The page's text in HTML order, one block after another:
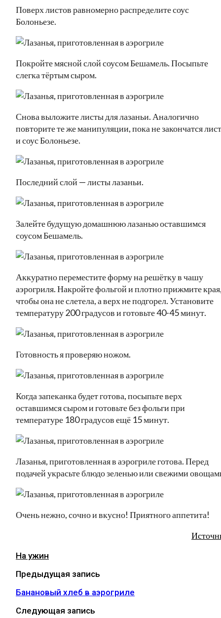
Поверх листов равномерно распределите соус
Болоньезе.
Покройте мясной слой соусом Бешамель. Посыпьте
слегка тёртым сыром.
Снова выложите листы для лазаньи. Аналогично
повторите те же манипуляции, пока не закончатся
и соус Болоньезе.
Последний слой — листы лазаньи.
Залейте будущую домашнюю лазанью оставшимся
соусом Бешамель.
Аккуратно переместите форму на решётку в чашу
аэрогриля. Накройте фольгой и плотно прижмите
чтобы она не слетела, а верх не подгорел. Установите
температуру 200 градусов и готовьте 40-45 минут.
Готовность я проверяю ножом.
Когда запеканка будет готова, посыпьте верх
оставшимся сыром и готовьте без фольги при
температуре 180 градусов ещё 15 минут.
Лазанья, приготовленная в аэрогриле готова. Перед
подачей украсьте блюдо зеленью или свежими
Очень нежно, сочно и вкусно! Приятного аппетита!
На ужин
Предыдущая запись
Банановый хлеб в аэрогриле
Следующая запись